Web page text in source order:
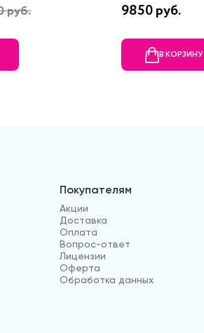
руб. 9850 руб.
В КОРЗИНУ
Покупателям
Акции
Доставка
Оплата
Вопрос-ответ
Лицензии
Оферта
Обработка данных